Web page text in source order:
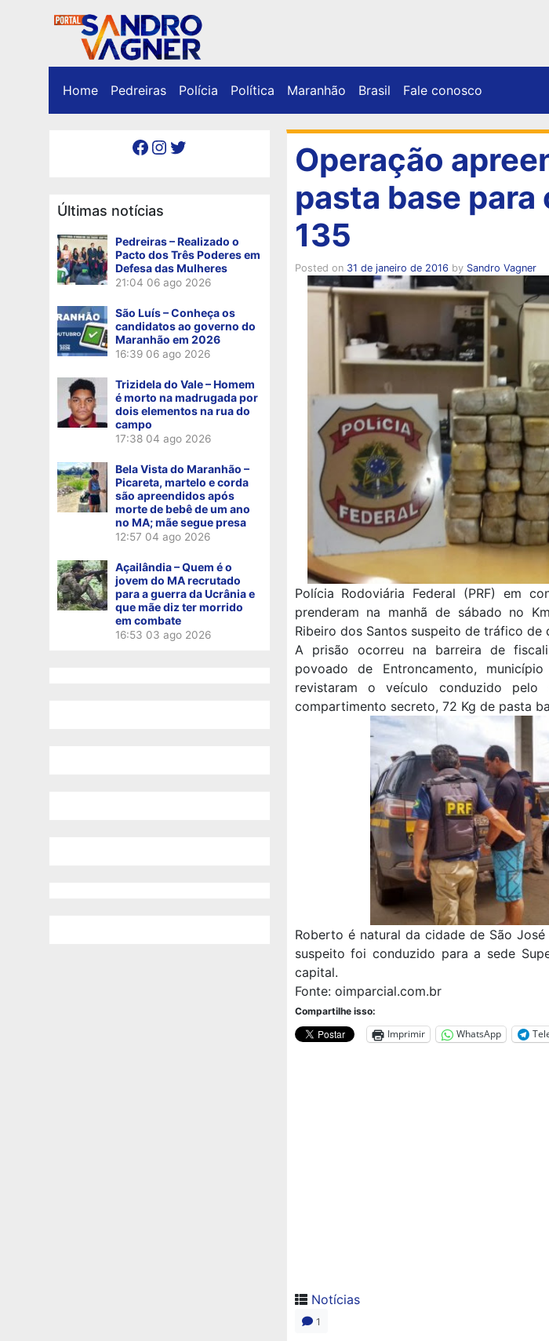
Home Pedreiras Polícia Política Maranhão Brasil Fale conosco
Facebook Instagram Twitter
Últimas notícias
Pedreiras – Realizado o
Pacto dos Três Poderes em
Defesa das Mulheres
21:04 06 ago 2026
São Luís – Conheça os
candidatos ao governo do
Maranhão em 2026
16:39 06 ago 2026
Trizidela do Vale – Homem
é morto na madrugada por
dois elementos na rua do
campo
17:38 04 ago 2026
Bela Vista do Maranhão –
Picareta, martelo e corda
são apreendidos após
morte de bebê de um ano
no MA; mãe segue presa
12:57 04 ago 2026
Açailândia – Quem é o
jovem do MA recrutado
para a guerra da Ucrânia e
que mãe diz ter morrido
em combate
16:53 03 ago 2026
Operação
pasta base para
135
Posted on 31 de janeiro de 2016 by Sandro Vagner
Polícia Rodoviária Federal (PRF) em
prenderam na manhã de sábado no
Ribeiro dos Santos suspeito de tráfico de
A prisão ocorreu na barreira de
povoado de Entroncamento,
revistaram o veículo conduzido
compartimento secreto, 72 Kg de pasta
Roberto é natural da cidade de São
suspeito foi conduzido para a sede
capital.
Fonte: oimparcial.com.br
Compartilhe isso:
Imprimir WhatsApp
Notícias
1